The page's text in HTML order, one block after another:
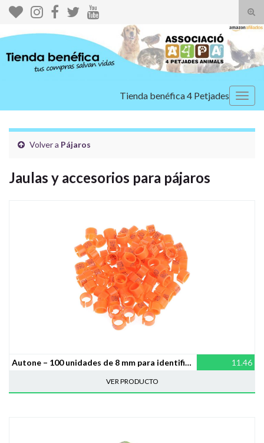
el
de
Search for:
la
Tienda benéfica 4 Petjades
Volver a Pájaros
Jaulas y accesorios para pájaros
Autone – 100 unidades de 8 mm para identificación de pájaros y anillas, suministros de entrenamiento de pigeón 11.46
VER PRODUCTO